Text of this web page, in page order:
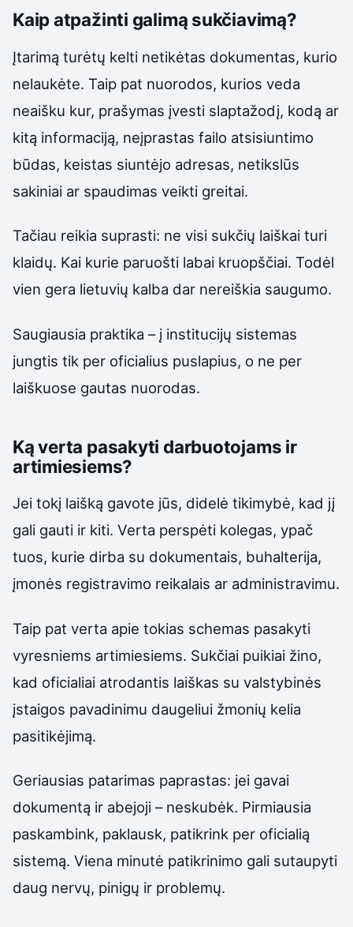
Kaip atpažinti galimą sukčiavimą?
Įtarimą turėtų kelti netikėtas dokumentas, kurio
nelaukėte. Taip pat nuorodos, kurios veda
neaišku kur, prašymas įvesti slaptažodį, kodą ar
kitą informaciją, neįprastas failo atsisiuntimo
būdas, keistas siuntėjo adresas, netikslūs
sakiniai ar spaudimas veikti greitai.
Tačiau reikia suprasti: ne visi sukčių laiškai turi
klaidų. Kai kurie paruošti labai kruopščiai. Todėl
vien gera lietuvių kalba dar nereiškia saugumo.
Saugiausia praktika – į institucijų sistemas
jungtis tik per oficialius puslapius, o ne per
laiškuose gautas nuorodas.
Ką verta pasakyti darbuotojams ir
artimiesiems?
Jei tokį laišką gavote jūs, didelė tikimybė, kad jį
gali gauti ir kiti. Verta perspėti kolegas, ypač
tuos, kurie dirba su dokumentais, buhalterija,
įmonės registravimo reikalais ar administravimu.
Taip pat verta apie tokias schemas pasakyti
vyresniems artimiesiems. Sukčiai puikiai žino,
kad oficialiai atrodantis laiškas su valstybinės
įstaigos pavadinimu daugeliui žmonių kelia
pasitikėjimą.
Geriausias patarimas paprastas: jei gavai
dokumentą ir abejoji – neskubėk. Pirmiausia
paskambink, paklausk, patikrink per oficialią
sistemą. Viena minutė patikrinimo gali sutaupyti
daug nervų, pinigų ir problemų.